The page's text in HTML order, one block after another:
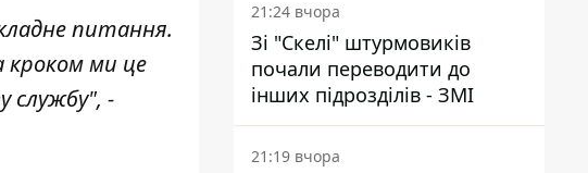
питання.
кроком ми це
службу", -
21:24 вчора
Зі "Скелі" штурмовиків
почали переводити до
інших підрозділів - ЗМІ
21:19 вчора